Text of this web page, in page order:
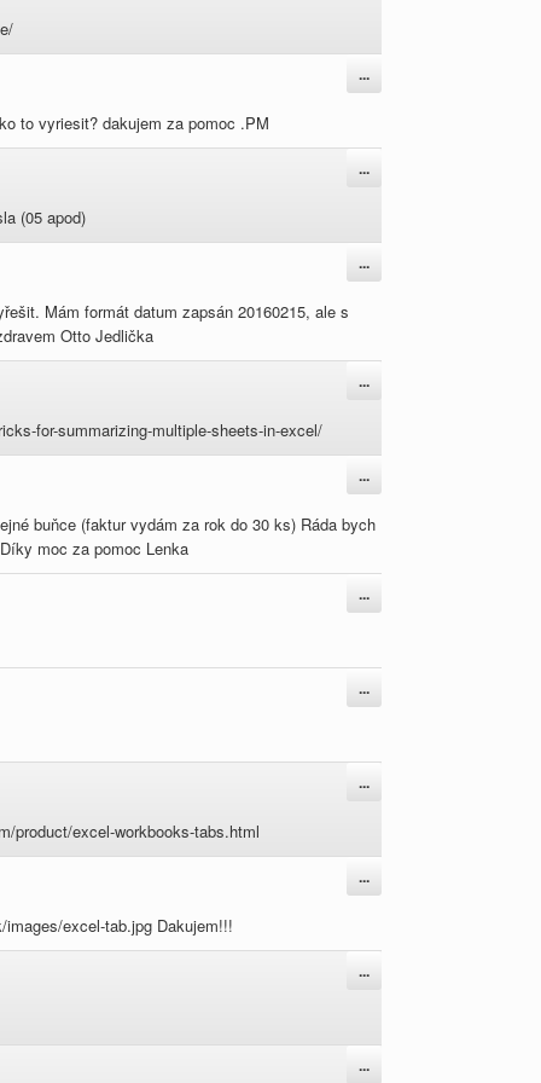
to vyriesit? dakujem za pomoc .PM
...
tento
(05 apod)
...
tento
Mám formát datum zapsán 20160215, ale s
Otto Jedlička
...
tento
for-summarizing-multiple-sheets-in-excel/
...
tento
buňce (faktur vydám za rok do 30 ks) Ráda bych
moc za pomoc Lenka
...
tento
...
tento
...
tento
product/excel-workbooks-tabs.html
...
tento
excel-tab.jpg Dakujem!!!
...
tento
...
tento
...
tento